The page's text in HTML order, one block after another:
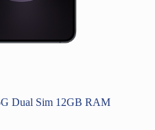
Dual Sim 12GB RAM